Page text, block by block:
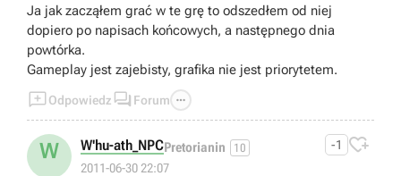
Ja jak zacząłem grać w te grę to odszedłem od niej
dopiero po napisach końcowych, a następnego dnia
powtórka.
Gameplay jest zajebisty, grafika nie jest priorytetem.
Odpowiedz  Forum 
W W'hu-ath_NPCPretorianin 10
2011-06-30 22:07
-1 